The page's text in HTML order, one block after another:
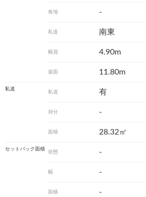
角地 -
私道 南東
幅員 4.90m
接面 11.80m
私道
私道 有
持分 -
面積 28.32㎡
セットバック面積
状態 -
幅 -
面積 -